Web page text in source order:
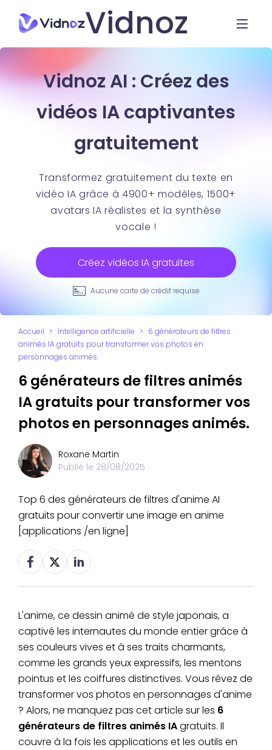
Vidnoz
Vidnoz AI : Créez des
vidéos IA captivantes
gratuitement
Transformez gratuitement du texte en
vidéo IA grâce à 4900+ modèles, 1500+
avatars IA réalistes et la synthèse
vocale !
Créez vidéos IA gratuites
Aucune carte de crédit requise
Accueil > Intelligence artificielle > 6 générateurs de filtres
animés IA gratuits pour transformer vos photos en
personnages animés.
6 générateurs de filtres animés
IA gratuits pour transformer vos
photos en personnages animés.
Roxane Martin
Publié le 28/08/2025
Top 6 des générateurs de filtres d'anime AI
gratuits pour convertir une image en anime
[applications /en ligne]
L'anime, ce dessin animé de style japonais, a
captivé les internautes du monde entier grâce à
ses couleurs vives et à ses traits charmants,
comme les grands yeux expressifs, les mentons
pointus et les coiffures distinctives. Vous rêvez de
transformer vos photos en personnages d'anime
? Alors, ne manquez pas cet article sur les 6
générateurs de filtres animés IAgratuits. Il
couvre à la fois les applications et les outils en